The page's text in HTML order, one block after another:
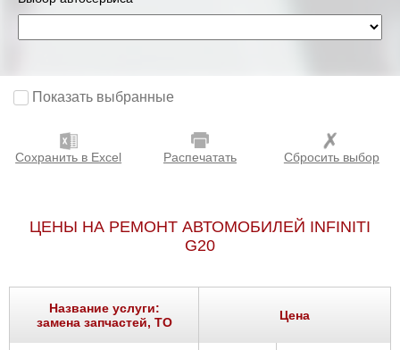
Показать выбранные
Сохранить в Excel Распечатать Сбросить выбор
ЦЕНЫ НА РЕМОНТ АВТОМОБИЛЕЙ INFINITI
G20
Название услуги:
замена запчастей, ТО
Цена